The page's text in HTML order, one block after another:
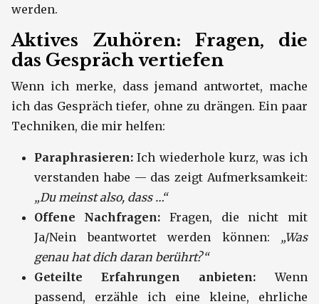
werden.
Aktives Zuhören: Fragen, die
das Gespräch vertiefen
Wenn ich merke, dass jemand antwortet, mache
ich das Gespräch tiefer, ohne zu drängen. Ein paar
Techniken, die mir helfen:
Paraphrasieren: Ich wiederhole kurz, was ich
verstanden habe — das zeigt Aufmerksamkeit:
„Du meinst also, dass …“
Offene Nachfragen: Fragen, die nicht mit
Ja/Nein beantwortet werden können: „Was
genau hat dich daran berührt?“
Geteilte Erfahrungen anbieten: Wenn
passend, erzähle ich eine kleine, ehrliche